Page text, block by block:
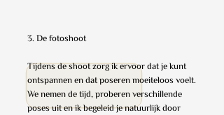
3. De fotoshoot
Tijdens de shoot zorg ik ervoor dat je kunt
ontspannen en dat poseren moeiteloos voelt.
We nemen de tijd, proberen verschillende
poses uit en ik begeleid je natuurlijk door